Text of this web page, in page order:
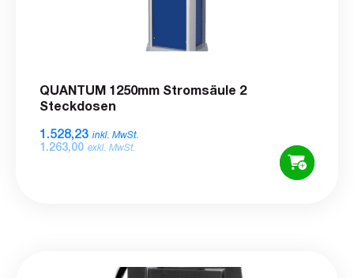
QUANTUM 1250mm Stromsäule 2
Steckdosen
1.528,23 inkl. MwSt.
1.263,00 exkl. MwSt.